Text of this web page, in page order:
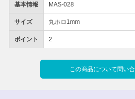
基本情報 MAS-028
サイズ 丸ホロ1mm
ポイント 2
この商品について問い